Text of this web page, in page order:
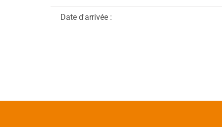
Date d'arrivée :